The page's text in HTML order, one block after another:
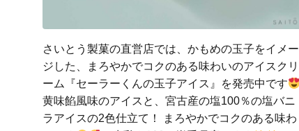
さいとう製菓の直営店では、かもめの玉子をイメー
ジした、まろやかでコクのある味わいのアイスクリ
ーム『セーラーくんの玉子アイス』を発売中です
黄味餡風味のアイスと、宮古産の塩100％の塩バニ
ラアイスの2色仕立て！ まろやかでコクのある味わ